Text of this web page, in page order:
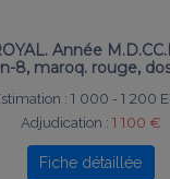
Année
8, maroq. rouge,
: 1 000 - 1 200
Adjudication : 1 100 €
Fiche détaillée